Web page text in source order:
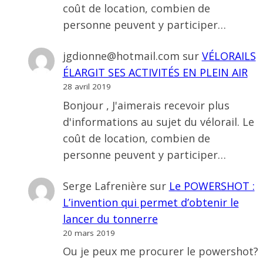
coût de location, combien de
personne peuvent y participer…
jgdionne@hotmail.com sur VÉLORAILS
ÉLARGIT SES ACTIVITÉS EN PLEIN AIR
28 avril 2019
Bonjour , J'aimerais recevoir plus
d'informations au sujet du vélorail. Le
coût de location, combien de
personne peuvent y participer…
Serge Lafrenière sur Le POWERSHOT :
L’invention qui permet d’obtenir le
lancer du tonnerre
20 mars 2019
Ou je peux me procurer le powershot?